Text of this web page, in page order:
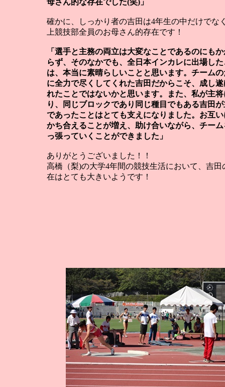
母さん的な存在でした(笑)」
確かに、しっかり者の吉田は4年生の中だけでな
上競技部全員のお母さん的存在です！
「選手と主務の両立は大変なことであるのにも
らず、そのなかでも、全日本インカレに出場し
は、本当に素晴らしいことと思います。チーム
に全力で尽くしてくれた吉田だからこそ、成し
れたことではないかと思います。また、私が主
り、同じブロックであり同じ種目でもある吉田
であったことはとても支えになりました。お互
かち合えることが増え、助け合いながら、チー
っ張っていくことができました」
ありがとうございました！！
高橋（梨)の大学4年間の競技生活において、吉田
在はとても大きいようです！